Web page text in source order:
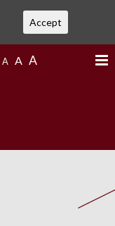
A A A
Accept